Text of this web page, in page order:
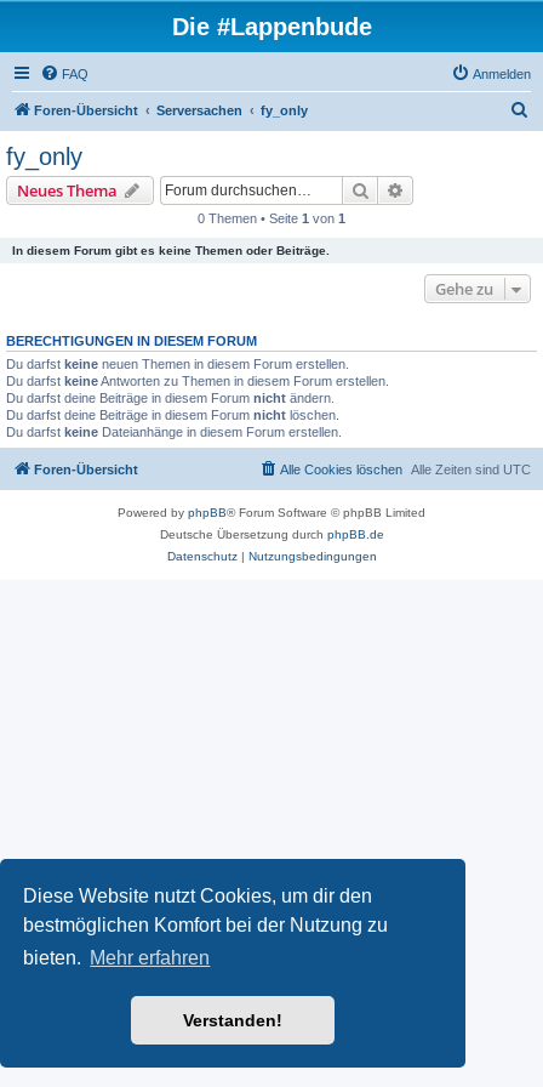
Diese Website nutzt Cookies, um dir den
bestmöglichen Komfort bei der Nutzung zu
bieten. Mehr erfahren
Verstanden!
Die #Lappenbude
FAQ Anmelden
Foren-Übersicht Serversachen fy_only
fy_only
Neues Thema Suche
0 Themen • Seite 1 von 1
In diesem Forum gibt es keine Themen oder Beiträge.
Gehe zu
BERECHTIGUNGEN IN DIESEM FORUM
Du darfst keine neuen Themen in diesem Forum erstellen.
Du darfst keineAntworten zu Themen in diesem Forum erstellen.
Du darfst deine Beiträge in diesem Forum nicht ändern.
Du darfst deine Beiträge in diesem Forum nicht löschen.
Du darfst keine Dateianhänge in diesem Forum erstellen.
Foren-Übersicht Alle Zeiten sind UTC
Alle Cookies löschen
Powered by phpBB® Forum Software © phpBB Limited
Deutsche Übersetzung durch phpBB.de
Datenschutz| Nutzungsbedingungen